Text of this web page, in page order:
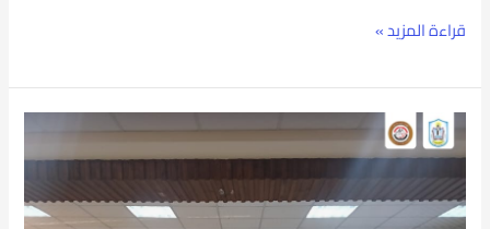
قراءة المزيد »
“أسرة
مستقرة…
لحياة